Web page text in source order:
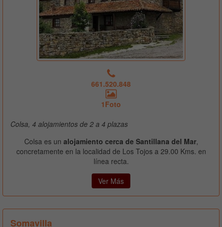
661.520.848
1Foto
Colsa, 4 alojamientos de 2 a 4 plazas
Colsa es un alojamiento cerca de Santillana del Mar,
concretamente en la localidad de Los Tojos a 29.00 Kms. en
línea recta.
Ver Más
Somavilla